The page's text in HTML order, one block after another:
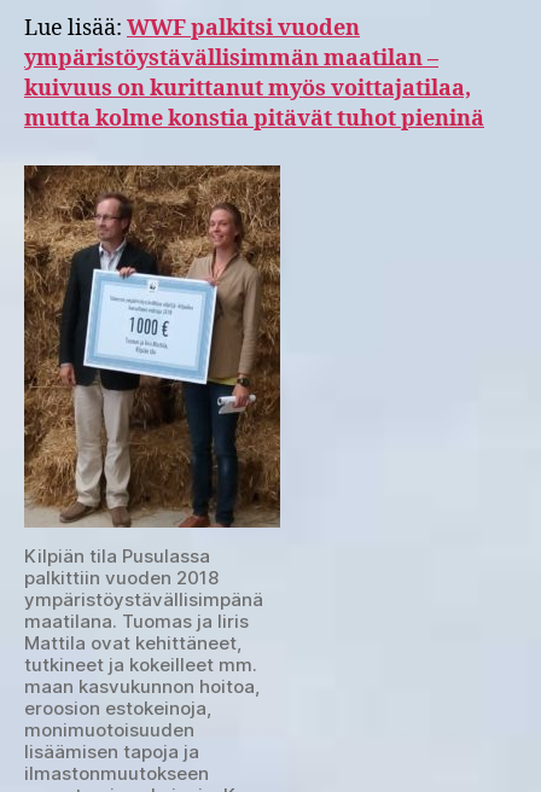
Lue lisää: WWF palkitsi vuoden
ympäristöystävällisimmän maatilan –
kuivuus on kurittanut myös voittajatilaa,
mutta kolme konstia pitävät tuhot pieninä
Kilpiän tila Pusulassa
palkittiin vuoden 2018
ympäristöystävällisimpänä
maatilana. Tuomas ja Iiris
Mattila ovat kehittäneet,
tutkineet ja kokeilleet mm.
maan kasvukunnon hoitoa,
eroosion estokeinoja,
monimuotoisuuden
lisäämisen tapoja ja
ilmastonmuutokseen